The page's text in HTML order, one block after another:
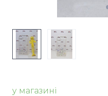
у магазині